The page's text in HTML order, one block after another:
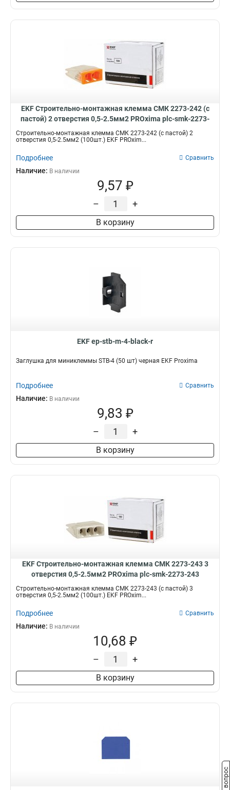
EKF Строительно-монтажная клемма СМК 2273-242 (с
пастой) 2 отверстия 0,5-2.5мм2 PROxima plc-smk-2273-
242
Строительно-монтажная клемма СМК 2273-242 (с пастой) 2
отверстия 0,5-2.5мм2 (100шт.) EKF PROxim...
Подробнее Сравнить
Наличие: В наличии
9,57 ₽
– +
В корзину
EKF ep-stb-m-4-black-r
Заглушка для миниклеммы STB-4 (50 шт) черная EKF Proxima
Подробнее Сравнить
Наличие: В наличии
9,83 ₽
– +
В корзину
EKF Строительно-монтажная клемма СМК 2273-243 3
отверстия 0,5-2.5мм2 PROxima plc-smk-2273-243
Строительно-монтажная клемма СМК 2273-243 (с пастой) 3
отверстия 0,5-2.5мм2 (100шт.) EKF PROxim...
Подробнее Сравнить
Наличие: В наличии
10,68 ₽
– +
В корзину